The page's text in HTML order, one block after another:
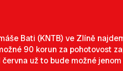
Bati (KNTB) ve Zlíně
90 korun za pohotovost
už to bude možné